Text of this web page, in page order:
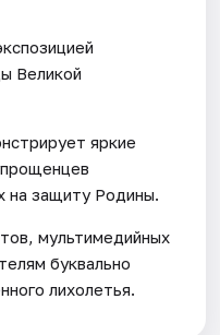
Великой
яркие
на защиту Родины.
мультимедийных
буквально
лихолетья.